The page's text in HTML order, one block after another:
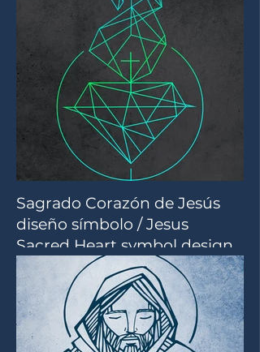
Sagrado Corazón de Jesús
diseño símbolo / Jesus
Sacred Heart symbol design